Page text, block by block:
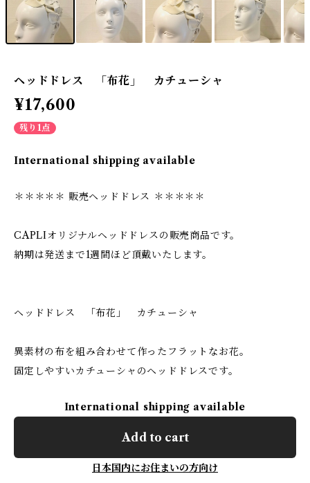
ヘッドドレス 「布花」 カチューシャ
¥17,600
残り1点
International shipping available
＊＊＊＊＊ 販売ヘッドドレス ＊＊＊＊＊
CAPLIオリジナルヘッドドレスの販売商品です。
納期は発送まで1週間ほど頂戴いたします。
ヘッドドレス 「布花」 カチューシャ
異素材の布を組み合わせて作ったフラットなお花。
固定しやすいカチューシャのヘッドドレスです。
International shipping available
Add to cart
日本国内にお住まいの方向け